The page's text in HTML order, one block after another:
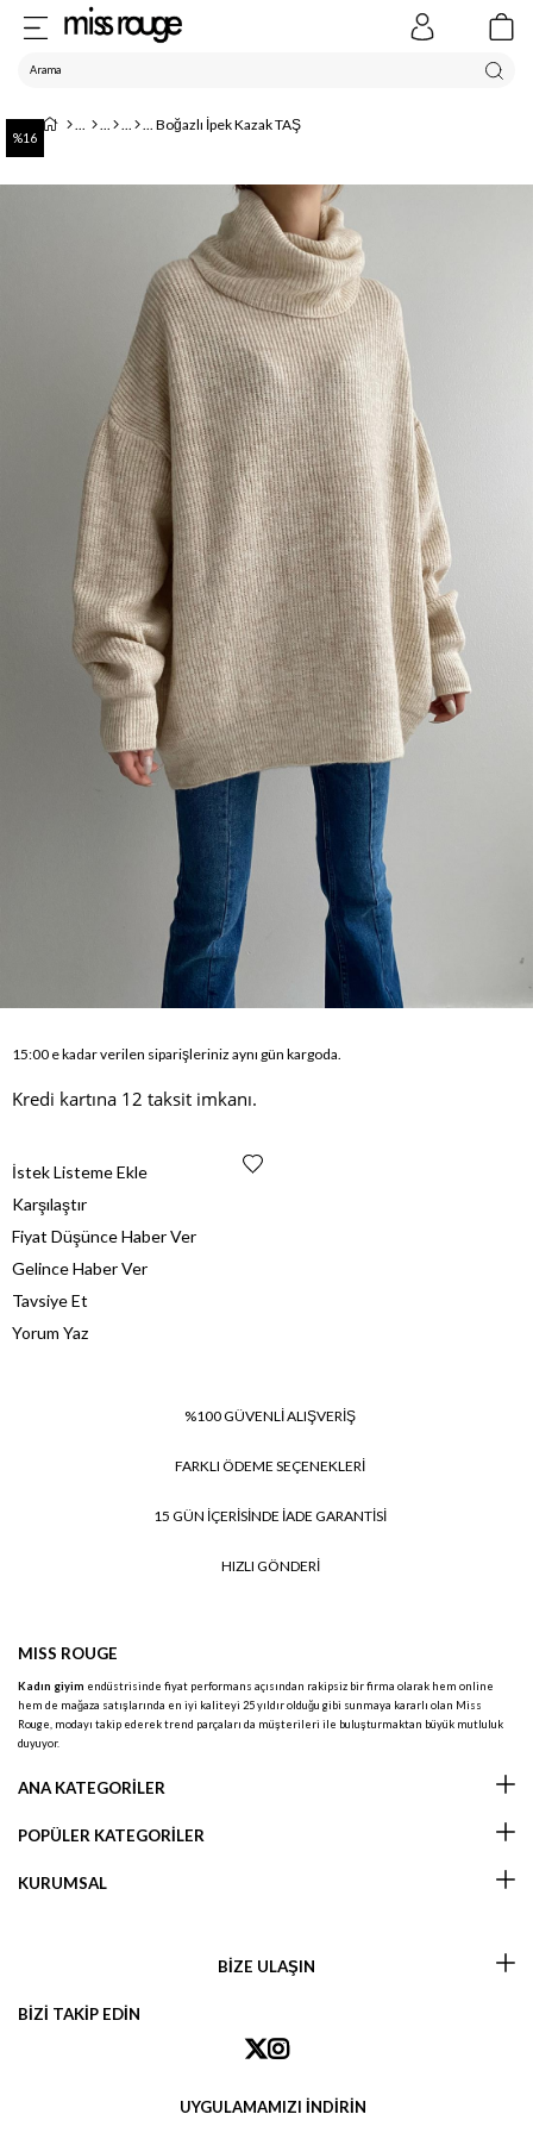
Boğazlı İpek Kazak TAŞ
16
15:00 e kadar verilen siparişleriniz aynı gün kargoda.
Kredi kartına 12 taksit imkanı.
İstek Listeme Ekle
Karşılaştır
Fiyat Düşünce Haber Ver
Gelince Haber Ver
Tavsiye Et
Yorum Yaz
%100 GÜVENLİ ALIŞVERİŞ
FARKLI ÖDEME SEÇENEKLERİ
15 GÜN İÇERİSİNDE İADE GARANTİSİ
HIZLI GÖNDERİ
MISS ROUGE
Kadın giyim endüstrisinde fiyat performans açısından rakipsiz bir firma olarak hem online
hem de mağaza satışlarında en iyi kaliteyi 25 yıldır olduğu gibi sunmaya kararlı olan Miss
Rouge, modayı takip ederek trend parçaları da müşterileri ile buluşturmaktan büyük mutluluk
duyuyor.
ANA KATEGORİLER
POPÜLER KATEGORİLER
KURUMSAL
BİZE ULAŞIN
BİZİ TAKİP EDİN
UYGULAMAMIZI İNDİRİN